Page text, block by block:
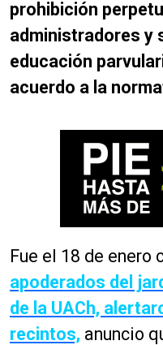
prohibición
administradores y
educación
acuerdo a la
Fue el 18 de enero
apoderados del
de la UACh,
recintos, anuncio